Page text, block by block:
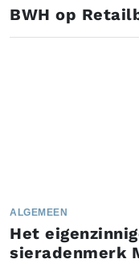
BWH op
ALGEMEEN
Het
sieradenmerk